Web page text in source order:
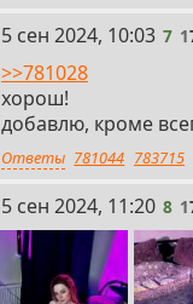
7
5 сен 2024, 10:03 7 1
>>781028
хорош!
добавлю, кроме
Ответы 781044 783715
8
5 сен 2024, 11:20 8 1